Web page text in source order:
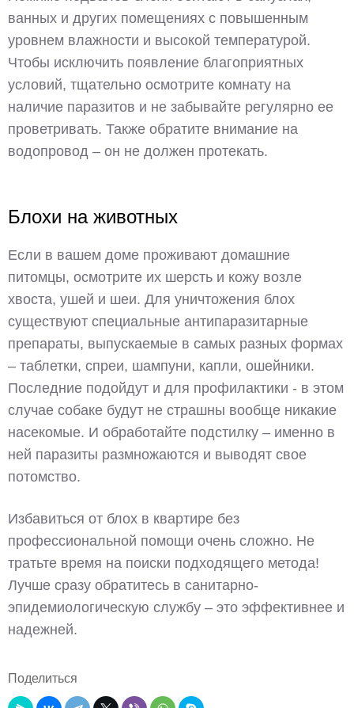
ванных и других помещениях с повышенным
уровнем влажности и высокой температурой.
Чтобы исключить появление благоприятных
условий, тщательно осмотрите комнату на
наличие паразитов и не забывайте регулярно ее
проветривать. Также обратите внимание на
водопровод – он не должен протекать.
Блохи на животных
Если в вашем доме проживают домашние
питомцы, осмотрите их шерсть и кожу возле
хвоста, ушей и шеи. Для уничтожения блох
существуют специальные антипаразитарные
препараты, выпускаемые в самых разных формах
– таблетки, спреи, шампуни, капли, ошейники.
Последние подойдут и для профилактики - в этом
случае собаке будут не страшны вообще никакие
насекомые. И обработайте подстилку – именно в
ней паразиты размножаются и выводят свое
потомство.
Избавиться от блох в квартире без
профессиональной помощи очень сложно. Не
тратьте время на поиски подходящего метода!
Лучше сразу обратитесь в санитарно-
эпидемиологическую службу – это эффективнее и
надежней.
Поделиться